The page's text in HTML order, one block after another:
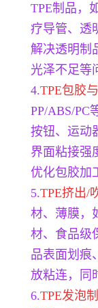
TPE制品，
疗导管、透
解决透明制
光泽不足等
4.TPE包胶
PP/ABS/PC
按钮、运动
界面粘接强
优化包胶加
5.TPE挤出/
材、薄膜，
材、食品级
品表面划痕
放粘连，同
6.TPE发泡